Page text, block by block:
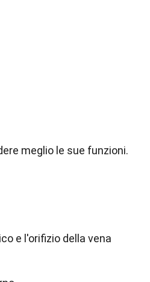
meglio le sue funzioni.
e l'orifizio della vena